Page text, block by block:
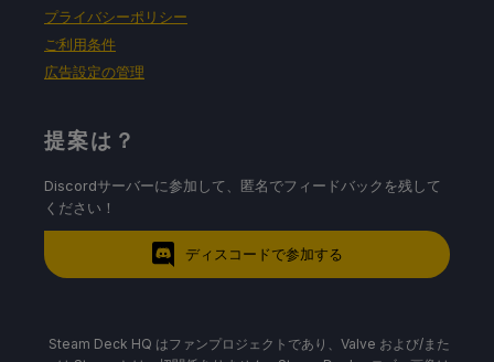
プライバシーポリシー
ご利用条件
広告設定の管理
提案は？
Discordサーバーに参加して、匿名でフィードバックを残して
ください！
ディスコードで参加する
Steam Deck HQ はファンプロジェクトであり、Valve および/また